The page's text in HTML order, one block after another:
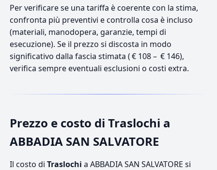
Per verificare se una tariffa è coerente con la stima,
confronta più preventivi e controlla cosa è incluso
(materiali, manodopera, garanzie, tempi di
esecuzione). Se il prezzo si discosta in modo
significativo dalla fascia stimata ( € 108 – € 146),
verifica sempre eventuali esclusioni o costi extra.
Prezzo e costo di Traslochi a
ABBADIA SAN SALVATORE
Il costo di Traslochi a ABBADIA SAN SALVATORE si